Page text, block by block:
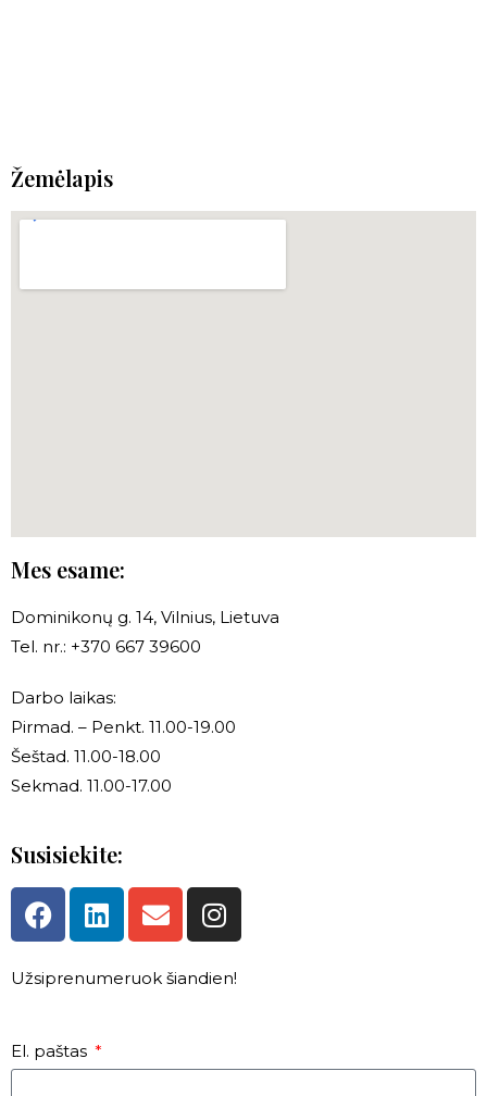
Žemėlapis
Mes esame:
Dominikonų g. 14, Vilnius, Lietuva
Tel. nr.: +370 667 39600
Darbo laikas:
Pirmad. – Penkt. 11.00-19.00
Šeštad. 11.00-18.00
Sekmad. 11.00-17.00
Susisiekite:
Užsiprenumeruok šiandien!
El. paštas